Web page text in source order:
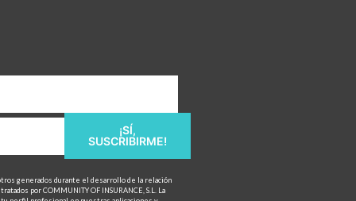
¡SÍ,
SUSCRIBIRME!
generados durante el desarrollo de la relación
por COMMUNITY OF INSURANCE, S.L. La